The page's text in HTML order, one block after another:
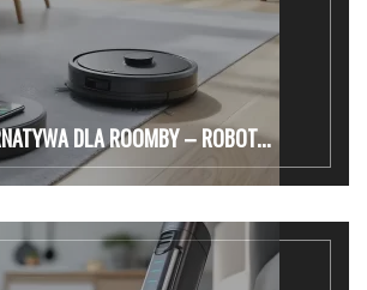
DLA ROOMBY – ROBOT...